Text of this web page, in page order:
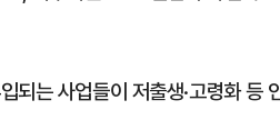
되는 사업들이 저출생·고령화